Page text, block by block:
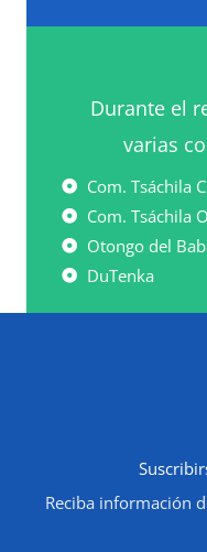
Durante el
varias
Com. Tsáchila
Com. Tsáchila
Otongo del
DuTenka
Reciba información